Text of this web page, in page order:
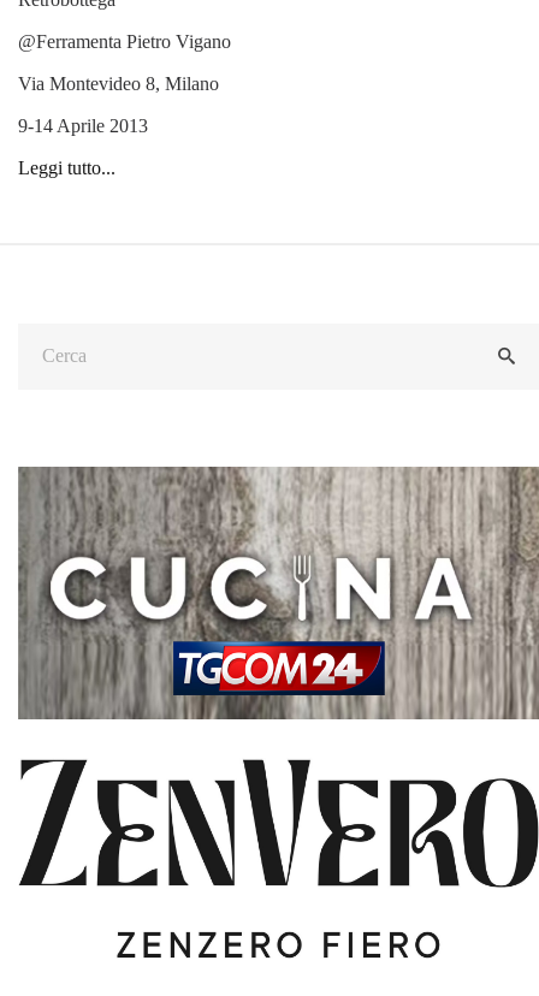
@Ferramenta Pietro Vigano
Via Montevideo 8, Milano
9-14 Aprile 2013
Leggi tutto...